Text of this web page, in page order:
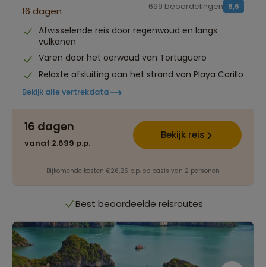
16 dagen 8,6
699 beoordelingen
Afwisselende reis door regenwoud en langs
vulkanen
Varen door het oerwoud van Tortuguero
Relaxte afsluiting aan het strand van Playa Carillo
Bekijk alle vertrekdata
16 dagen
vanaf 2.699 p.p.
Bekijk reis
Bijkomende kosten €26,25 p.p. op basis van 2 personen
Best beoordeelde reisroutes
Het grootste reisaanbod
Persoonlijk én deskundig reisadvies
Best beoordeelde reisroutes
Het grootste reisaanbod